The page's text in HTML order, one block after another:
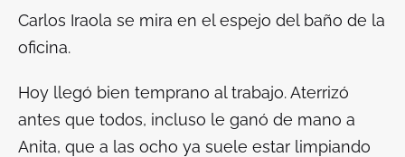
Carlos Iraola se mira en el espejo del baño de la
oficina.
Hoy llegó bien temprano al trabajo. Aterrizó
antes que todos, incluso le ganó de mano a
Anita, que a las ocho ya suele estar limpiando